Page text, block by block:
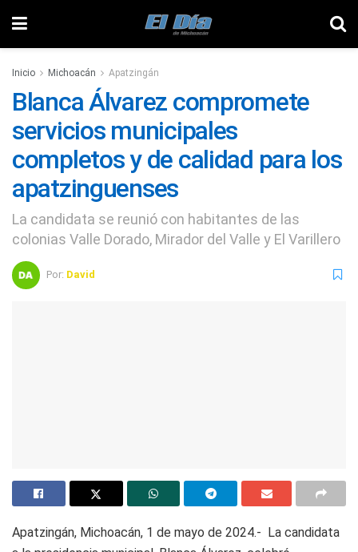
Inicio Michoacán Apatzingán
Blanca Álvarez compromete
servicios municipales
completos y de calidad para los
apatzinguenses
La candidata se reunió con habitantes de las
colonias Valle Dorado, Mirador del Valle y El Varillero
Por: David
Apatzingán, Michoacán, 1 de mayo de 2024.- La candidata